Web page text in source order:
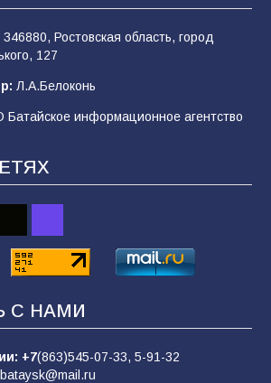
набор?» Что на самом
дорожные работы
вброс
346880, Ростовская область, город
127
Л.А.Белоконь
информационное агентство
С НАМИ
+7(863)545-07-33, 5-91-32